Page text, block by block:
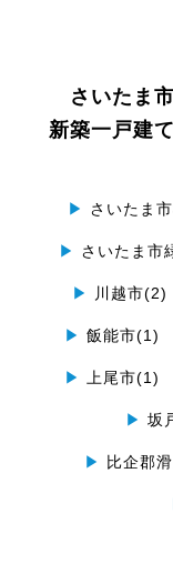
さいたま
新築一戸建
▶ さいたま
▶ さいたま市
▶ 川越市(2)
▶ 飯能市(1)
▶ 上尾市(1)
▶ 坂
▶ 比企郡